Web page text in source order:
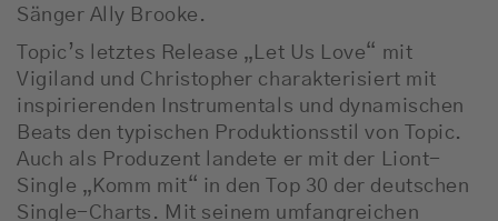
Sänger Ally Brooke.
Topic’s letztes Release „Let Us Love“ mit
Vigiland und Christopher charakterisiert mit
inspirierenden Instrumentals und dynamischen
Beats den typischen Produktionsstil von Topic.
Auch als Produzent landete er mit der Liont-
Single „Komm mit“ in den Top 30 der deutschen
Single-Charts. Mit seinem umfangreichen